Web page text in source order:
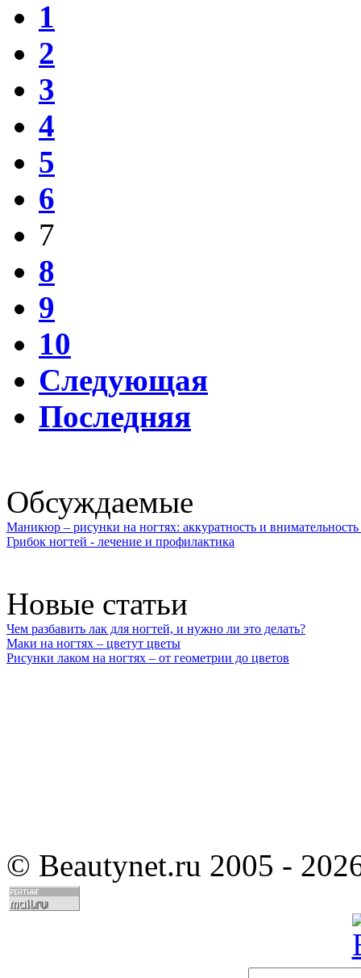
1
2
3
4
5
6
7
8
9
10
Следующая
Последняя
Обсуждаемые
Маникюр – рисунки на ногтях: аккуратность и
Грибок ногтей - лечение и профилактика
Новые статьи
Чем разбавить лак для ногтей, и нужно ли это делать?
Маки на ногтях – цветут цветы
Рисунки лаком на ногтях – от геометрии до цветов
© Beautynet.ru 2005 -